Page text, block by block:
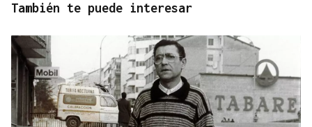
También te puede interesar